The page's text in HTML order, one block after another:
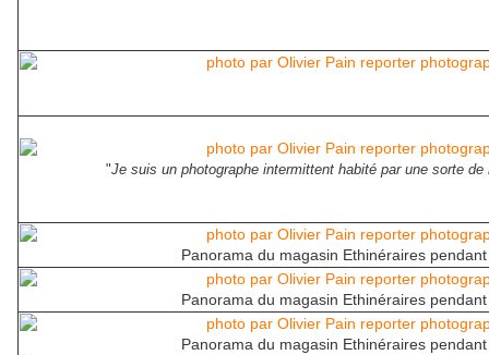
"Je suis un photographe intermittent habité par une sorte de
Panorama du magasin Ethinéraires
Panorama du magasin Ethinéraires
Panorama du magasin Ethinéraires